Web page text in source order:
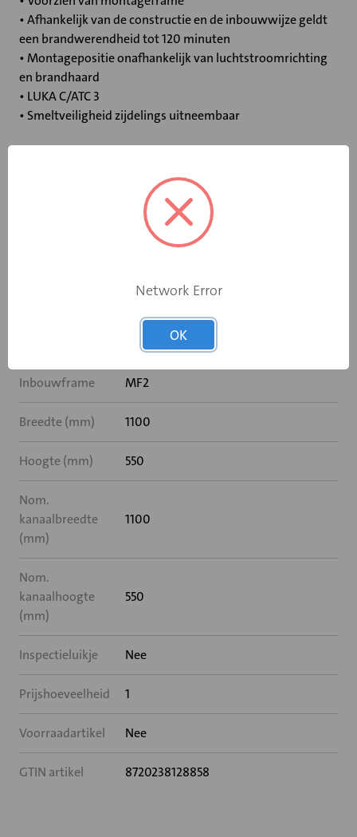
• Afhankelijk van de constructie en de inbouwwijze geldt
een brandwerendheid tot 120 minuten
• Montagepositie onafhankelijk van luchtstroomrichting
en brandhaard
• LUKA C/ATC 3
• Smeltveiligheid zijdelings uitneembaar
Standaard smeltpatroon
Nee
Inbouwframe MF2
Breedte (mm) 1100
Hoogte (mm) 550
Nom.
kanaalbreedte
(mm)
1100
Nom.
kanaalhoogte
(mm)
550
Inspectieluikje Nee
Prijshoeveelheid 1
Voorraadartikel Nee
GTIN artikel 8720238128858
Network Error
OK